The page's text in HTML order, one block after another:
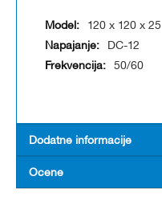
120 x 120 x 25
DC-12
50/60
Dodatne informacije
Ocene